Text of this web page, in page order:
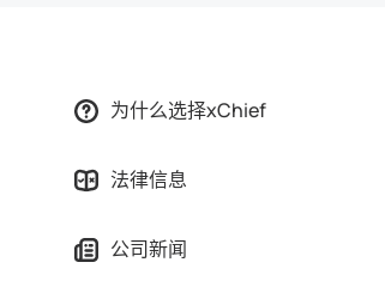
为什么选择xChief
法律信息
公司新闻